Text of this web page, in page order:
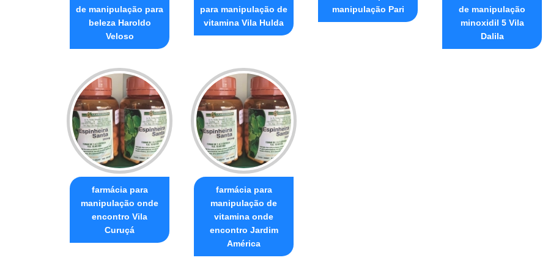
de manipulação para
beleza Haroldo
Veloso
para manipulação de
vitamina Vila Hulda
manipulação Pari
de manipulação
minoxidil 5 Vila
Dalila
farmácia para
manipulação onde
encontro Vila
Curuçá
farmácia para
manipulação de
vitamina onde
encontro Jardim
América